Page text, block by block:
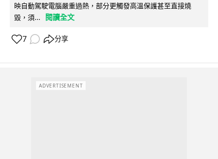
映自動駕駛電腦嚴重過熱，部分更觸發高溫保護甚至直接燒
毀，須...
閱讀全文
7 分享
ADVERTISEMENT